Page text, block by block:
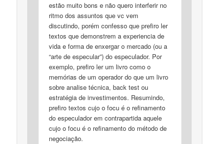
estão muito bons e não quero interferir no
ritmo dos assuntos que vc vem
discutindo, porém confesso que prefiro ler
textos que demonstrem a experiencia de
vida e forma de enxergar o mercado (ou a
“arte de especular”) do especulador. Por
exemplo, prefiro ler um livro como o
memórias de um operador do que um livro
sobre analise técnica, back test ou
estratégia de investimentos. Resumindo,
prefiro textos cujo o focu é o refinamento
do especulador em contrapartida aquele
cujo o focu é o refinamento do método de
negociação.